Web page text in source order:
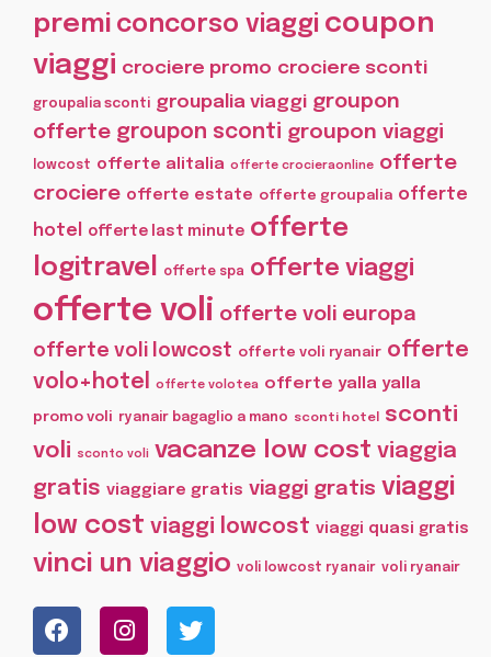
premi concorso viaggi coupon
viaggi crociere promo crociere sconti
groupalia sconti groupalia viaggi groupon
offerte groupon sconti groupon viaggi
lowcost offerte alitalia offerte crocieraonline offerte
crociere offerte estate offerte groupalia offerte
hotel
offerte last minute offerte
logitravel offerte spa offerte viaggi
offerte voli offerte voli europa
offerte voli lowcost offerte voli ryanair offerte
volo+hotel offerte volotea offerte yalla yalla
promo voli ryanair bagaglio a mano sconti hotel
sconti
voli
sconto voli vacanze low cost viaggia
gratis viaggiare gratis viaggi gratis viaggi
low cost viaggi lowcost viaggi quasi gratis
vinci un viaggio voli lowcost ryanair voli ryanair